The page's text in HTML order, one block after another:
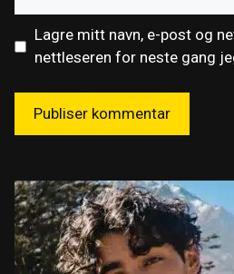
Lagre mitt navn, e-post og
nettleseren for neste gang